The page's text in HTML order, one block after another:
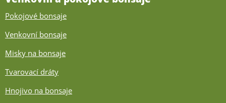
Pokojové bonsaje
Venkovní bonsaje
Misky na bonsaje
Tvarovací dráty
Hnojivo na bonsaje